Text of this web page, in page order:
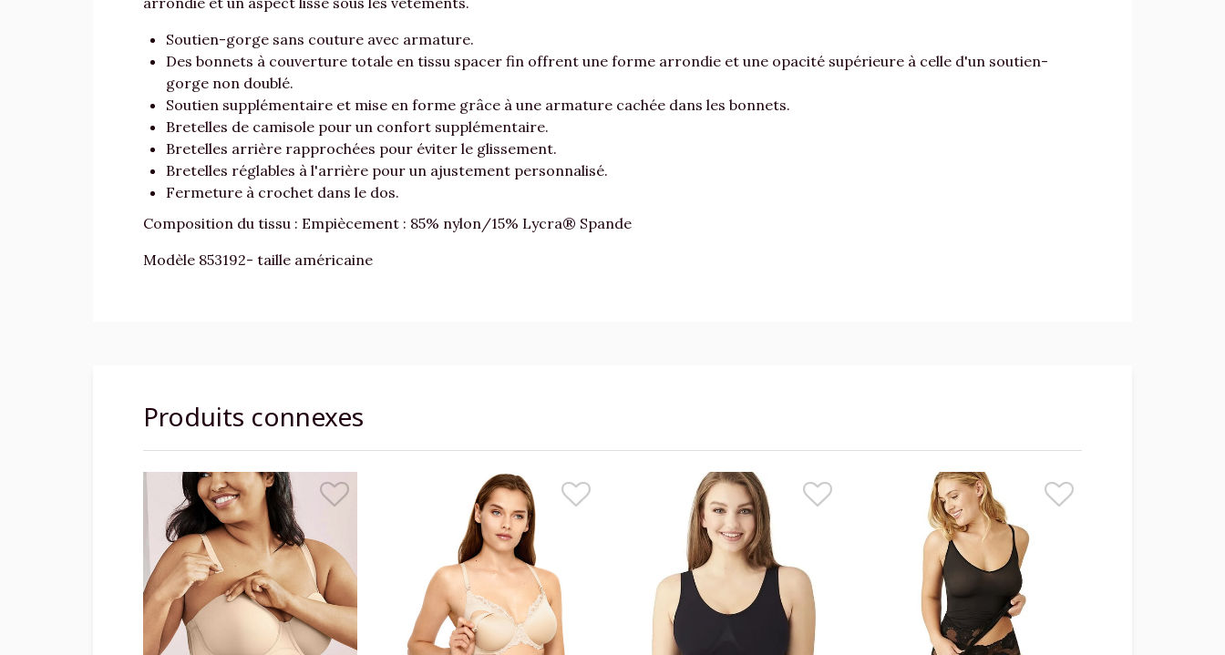
Soutien-gorge sans couture avec armature.
Des bonnets à couverture totale en tissu spacer fin offrent une forme arrondie et une opacité supérieure à celle d'un soutien-
gorge non doublé.
Soutien supplémentaire et mise en forme grâce à une armature cachée dans les bonnets.
Bretelles de camisole pour un confort supplémentaire.
Bretelles arrière rapprochées pour éviter le glissement.
Bretelles réglables à l'arrière pour un ajustement personnalisé.
Fermeture à crochet dans le dos.
Composition du tissu : Empiècement : 85% nylon/15% Lycra® Spande
Modèle 853192- taille américaine
Produits connexes